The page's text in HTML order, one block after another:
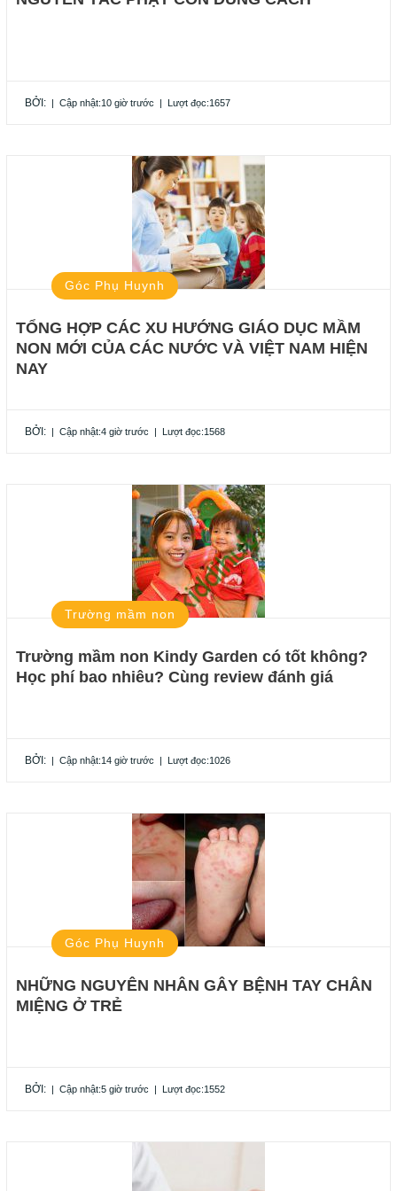
BỞI: | Cập nhật:10 giờ trước | Lượt đọc:1657
Góc Phụ Huynh
TỔNG HỢP CÁC XU HƯỚNG GIÁO DỤC MẦM
NON MỚI CỦA CÁC NƯỚC VÀ VIỆT NAM HIỆN
NAY
BỞI: | Cập nhật:4 giờ trước | Lượt đọc:1568
Trường mầm non
Trường mầm non Kindy Garden có tốt không?
Học phí bao nhiêu? Cùng review đánh giá
BỞI: | Cập nhật:14 giờ trước | Lượt đọc:1026
Góc Phụ Huynh
NHỮNG NGUYÊN NHÂN GÂY BỆNH TAY CHÂN
MIỆNG Ở TRẺ
BỞI: | Cập nhật:5 giờ trước | Lượt đọc:1552